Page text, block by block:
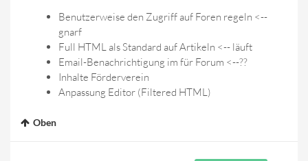
Benutzerweise den Zugriff auf Foren regeln <--
gnarf
Full HTML als Standard auf Artikeln <-- läuft
Email-Benachrichtigung im für Forum <--??
Inhalte Förderverein
Anpassung Editor (Filtered HTML)
Oben